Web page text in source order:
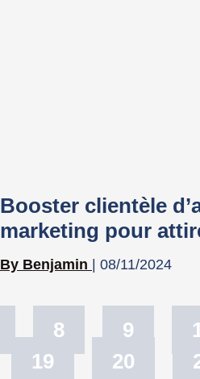
Booster clientèle
marketing pour
Benjamin 08/11/2024
8 9
19 20